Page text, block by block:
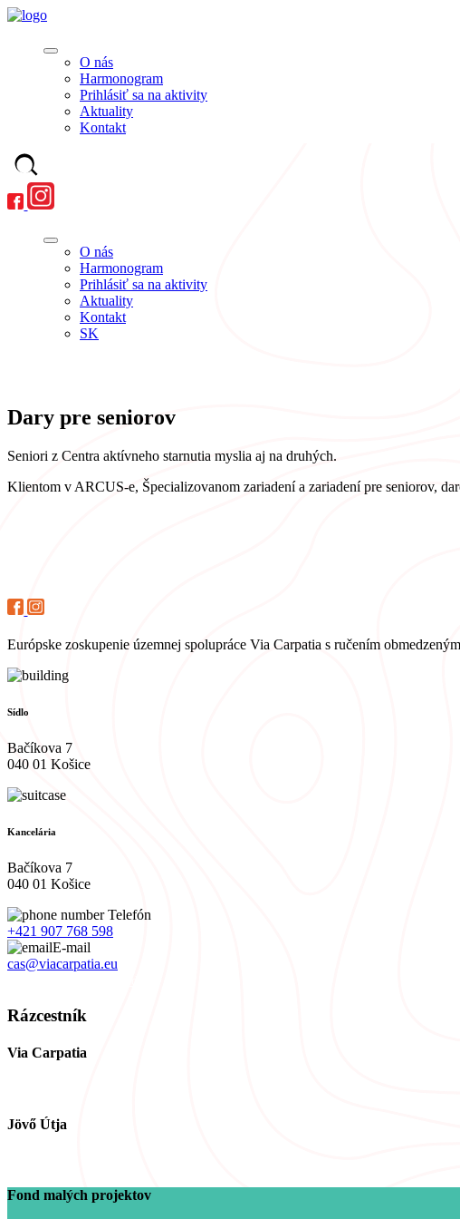
O nás
Harmonogram
Prihlásiť sa na aktivity
Aktuality
Kontakt
O nás
Harmonogram
Prihlásiť sa na aktivity
Aktuality
Kontakt
SK
Dary pre seniorov
Seniori z Centra aktívneho starnutia myslia aj na druhých.
Klientom v ARCUS-e, Špecializovanom zariadení a zariadení pre seniorov,
Európske zoskupenie územnej spolupráce Via Carpatia s ručením
Sídlo
Bačíkova 7
040 01 Košice
Kancelária
Bačíkova 7
040 01 Košice
Telefón
+421 907 768 598
E-mail
cas@viacarpatia.eu
Rázcestník
Via Carpatia
Jövő Útja
Fond malých projektov